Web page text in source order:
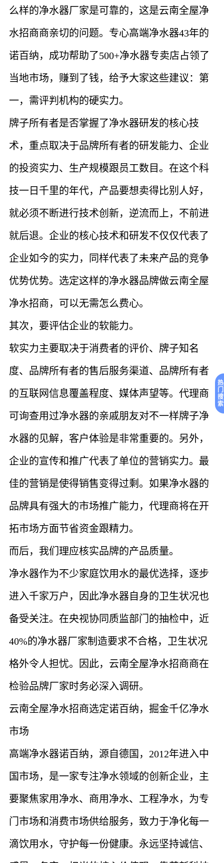
么样的净水器厂家是可靠的，这是云南全屋净
水招商商亲切的问题。专心高端净水器43年的
诺百纳，成功帮助了500+净水器专卖店占领了
当地市场，赚到了钱，给予大家这些建议：第
一，需评判机构的硬实力。
牌子所有者是否掌握了净水器研发的核心技
术，重点取决于品牌所有者的研发能力、企业
的投资实力、生产规模跟员工数目。在这个科
技一日千里的年代，产品要想卖得比别人好，
就必须不断进行技术创新，逆流而上，不前进
就后退。企业的核心技术和研发不仅仅代表了
企业如今的实力，同样代表了未来产品的竞争
优势优势。选定这样的净水器品牌做云南全屋
净水招商，可以无需怎么费心。
其次，要评估企业的软能力。
软实力主要取决于消费者的评价、牌子知名
度、品牌所有者的售后服务渠道、品牌所有者
的互联网信息覆盖程度、媒体声望等。代理商
可询查用过净水器的亲戚朋友对不一样牌子净
水器的见解，客户体验是非常重要的。另外，
企业的宣传和推广代表了单位的营销实力。最
佳的营销是使得销售变得过剩。如果净水器的
品牌具有强大的市场推广能力，代理商将在开
拓市场方面节省资金跟精力。
而后，我们理应核实品牌的产品质量。
净水器作为不少家庭饮用水的最优选择，逐步
进入千家万户，因此净水器自身的卫生状况也
备受关注。在央视协同质监部门的抽检中，近
40%的净水器厂家制造要求不合格，卫生状况
格外令人担忧。因此，云南全屋净水招商商在
检验品牌厂家时务必深入调研。
云南全屋净水招商选定诺百纳，掘金千亿净水
市场
高端净水器诺百纳，源自德国，2012年进入中
国市场，是一家专注净水领域的创新企业，主
要聚焦家用净水、商用净水、工程净水，为专
门市场和消费市场供给服务，致力于净化每一
滴饮用水，守护每一份健康。永远坚持诚信、
热
门
搜
索